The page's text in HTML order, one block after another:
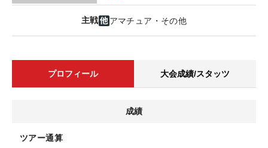
主戦 アマチュア・その他
プロフィール 大会成績/スタッツ
成績
ツアー通算